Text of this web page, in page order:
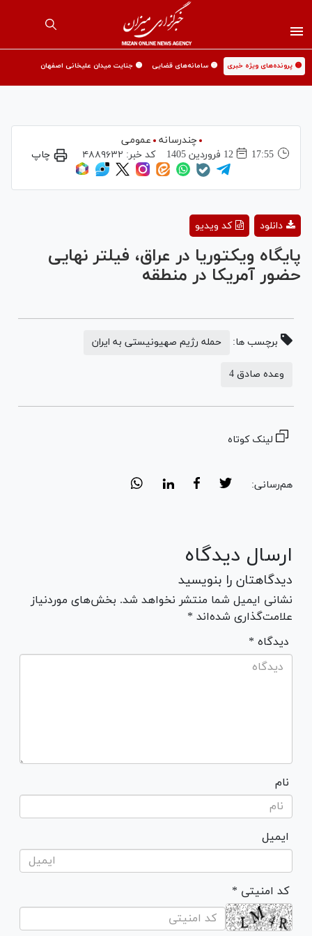
🟡 پرونده‌های ویژه خبری 🟡 سامانه‌های قضایی 🟡 جنایت میدان علیخانی اصفهان
چندرسانه
عمومی
17:55
12 فروردين 1405 کد خبر: ۴۸۸۹۶۳۲ چاپ
Video
کد ویدیو دانلود
پایگاه ویکتوریا در عراق، فیلتر نهایی
حضور آمریکا در منطقه
برچسب ها: حمله رژیم صهیونیستی به ایران
وعده صادق 4
لینک کوتاه
هم‌رسانی:
ارسال دیدگاه
دیدگاهتان را بنویسید
نشانی ایمیل شما منتشر نخواهد شد. بخش‌های موردنیاز
علامت‌گذاری شده‌اند *
* دیدگاه
نام
ایمیل
* کد امنیتی